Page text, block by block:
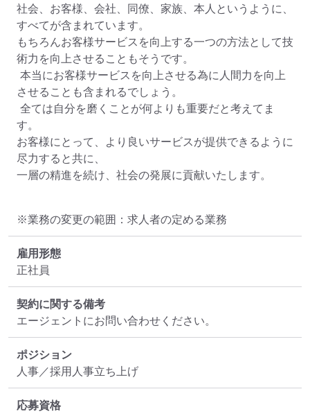
社会、お客様、会社、同僚、家族、本人というように、
すべてが含まれています。
もちろんお客様サービスを向上する一つの方法として技
術力を向上させることもそうです。
させることも含まれるでしょう。
す。
お客様にとって、より良いサービスが提供できるように
尽力すると共に、
一層の精進を続け、社会の発展に貢献いたします。
※業務の変更の範囲：求人者の定める業務
雇用形態
正社員
契約に関する備考
エージェントにお問い合わせください。
ポジション
人事／採用人事立ち上げ
応募資格